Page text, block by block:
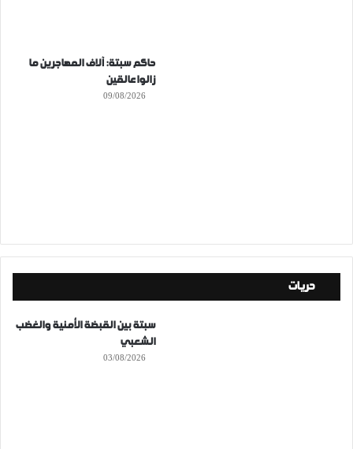
حاكم سبتة: آلاف المهاجرين ما
زالوا عالقين
09/08/2026
حريات
سبتة بين القبضة الأمنية والغضب
الشعبي
03/08/2026